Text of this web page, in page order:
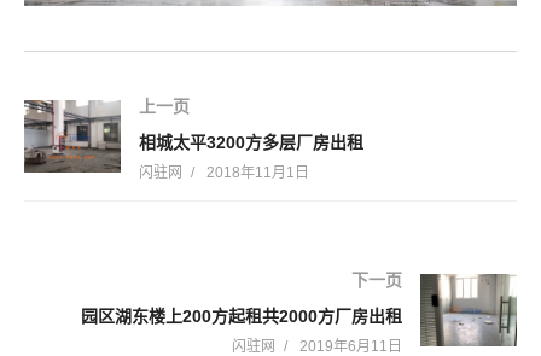
上一页
相城太平3200方多层厂房出租
闪驻网 2018年11月1日
下一页
园区湖东楼上200方起租共2000方厂房出租
闪驻网 2019年6月11日